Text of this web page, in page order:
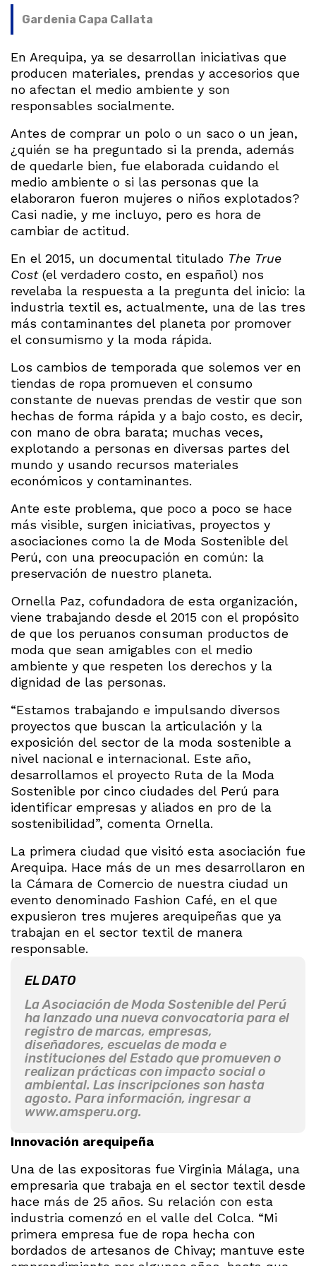
Gardenia Capa Callata
En Arequipa, ya se desarrollan iniciativas que
producen materiales, prendas y accesorios que
no afectan el medio ambiente y son
responsables socialmente.
Antes de comprar un polo o un saco o un jean,
¿quién se ha preguntado si la prenda, además
de quedarle bien, fue elaborada cuidando el
medio ambiente o si las personas que la
elaboraron fueron mujeres o niños explotados?
Casi nadie, y me incluyo, pero es hora de
cambiar de actitud.
En el 2015, un documental titulado The True
Cost(el verdadero costo, en español) nos
revelaba la respuesta a la pregunta del inicio: la
industria textil es, actualmente, una de las tres
más contaminantes del planeta por promover
el consumismo y la moda rápida.
Los cambios de temporada que solemos ver en
tiendas de ropa promueven el consumo
constante de nuevas prendas de vestir que son
hechas de forma rápida y a bajo costo, es decir,
con mano de obra barata; muchas veces,
explotando a personas en diversas partes del
mundo y usando recursos materiales
económicos y contaminantes.
Ante este problema, que poco a poco se hace
más visible, surgen iniciativas, proyectos y
asociaciones como la de Moda Sostenible del
Perú, con una preocupación en común: la
preservación de nuestro planeta.
Ornella Paz, cofundadora de esta organización,
viene trabajando desde el 2015 con el propósito
de que los peruanos consuman productos de
moda que sean amigables con el medio
ambiente y que respeten los derechos y la
dignidad de las personas.
“Estamos trabajando e impulsando diversos
proyectos que buscan la articulación y la
exposición del sector de la moda sostenible a
nivel nacional e internacional. Este año,
desarrollamos el proyecto Ruta de la Moda
Sostenible por cinco ciudades del Perú para
identificar empresas y aliados en pro de la
sostenibilidad”, comenta Ornella.
La primera ciudad que visitó esta asociación fue
Arequipa. Hace más de un mes desarrollaron en
la Cámara de Comercio de nuestra ciudad un
evento denominado Fashion Café, en el que
expusieron tres mujeres arequipeñas que ya
trabajan en el sector textil de manera
responsable.
EL DATO
La Asociación de Moda Sostenible del Perú
ha lanzado una nueva convocatoria para el
registro de marcas, empresas,
diseñadores, escuelas de moda e
instituciones del Estado que promueven o
realizan prácticas con impacto social o
ambiental. Las inscripciones son hasta
agosto. Para información, ingresar a
www.amsperu.org.
Innovación arequipeña
Una de las expositoras fue Virginia Málaga, una
empresaria que trabaja en el sector textil desde
hace más de 25 años. Su relación con esta
industria comenzó en el valle del Colca. “Mi
primera empresa fue de ropa hecha con
bordados de artesanos de Chivay; mantuve este